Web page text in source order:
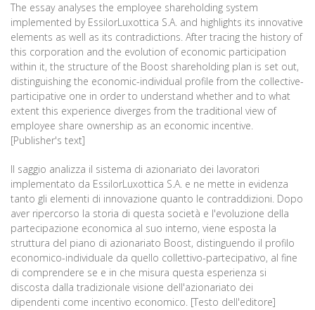
The essay analyses the employee shareholding system
implemented by EssilorLuxottica S.A. and highlights its innovative
elements as well as its contradictions. After tracing the history of
this corporation and the evolution of economic participation
within it, the structure of the Boost shareholding plan is set out,
distinguishing the economic-individual profile from the collective-
participative one in order to understand whether and to what
extent this experience diverges from the traditional view of
employee share ownership as an economic incentive.
[Publisher's text]
Il saggio analizza il sistema di azionariato dei lavoratori
implementato da EssilorLuxottica S.A. e ne mette in evidenza
tanto gli elementi di innovazione quanto le contraddizioni. Dopo
aver ripercorso la storia di questa società e l'evoluzione della
partecipazione economica al suo interno, viene esposta la
struttura del piano di azionariato Boost, distinguendo il profilo
economico-individuale da quello collettivo-partecipativo, al fine
di comprendere se e in che misura questa esperienza si
discosta dalla tradizionale visione dell'azionariato dei
dipendenti come incentivo economico. [Testo dell'editore]